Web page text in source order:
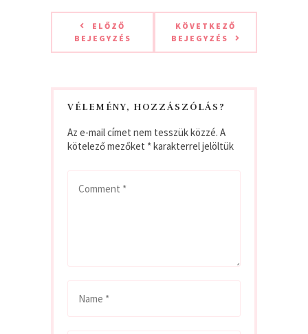
ELŐZŐ
BEJEGYZÉS
KÖVETKEZŐ
BEJEGYZÉS
VÉLEMÉNY, HOZZÁSZÓLÁS?
Az e-mail címet nem tesszük közzé. A
kötelező mezőket *karakterrel jelöltük